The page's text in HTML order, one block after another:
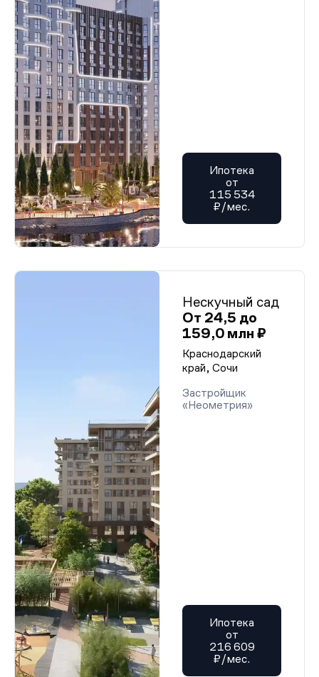
Ипотека
от
115 534
₽/мес.
Нескучный сад
От 24,5 до
159,0 млн ₽
Краснодарский
край, Сочи
Застройщик
«Неометрия»
Ипотека
от
216 609
₽/мес.